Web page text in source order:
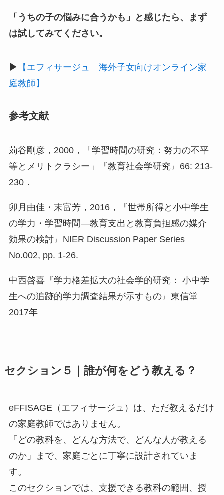
「うちの子の悩みに合うかも」と感じたら、まず
は試してみてください。
▶ 【エフィサージュ 海外子女向けオンライン家
庭教師】
参考文献
苅谷剛彦，2000，「学習時間の研究：努力の不平
等とメリトクラシー」『教育社会学研究』66: 213-
230．
卯月由佳・末富芳，2016，『世帯所得と小中学生
の学力・学習時間―教育支出と教育負担感の媒介
効果の検討』NIER Discussion Paper Series
No.002, pp. 1-26.
中西啓喜『学力格差拡大の社会学的研究： 小中学
生への追跡的学力調査結果が示すもの』東信堂
2017年
セクション５｜誰が何をどう教える？
eFFISAGE（エフィサージュ）は、ただ教えるだけ
の家庭教師ではありません。
「どの教科を、どんな方法で、どんな人が教える
のか」まで、家庭ごとに丁寧に設計されていま
す。
このセクションでは、支援できる教科の範囲、授